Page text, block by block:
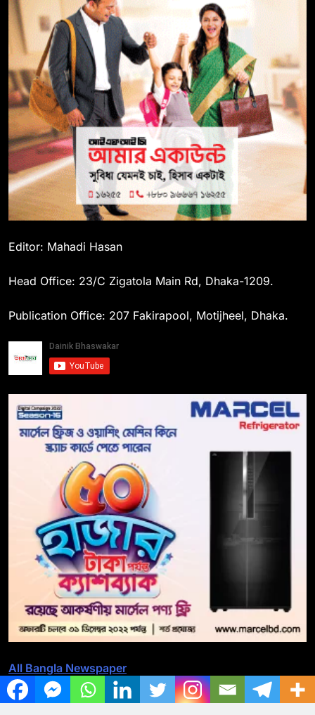
Editor: Mahadi Hasan
Head Office: 23/C Zigatola Main Rd, Dhaka-1209.
Publication Office: 207 Fakirapool, Motijheel, Dhaka.
All Bangla Newspaper
All BD Newspaper